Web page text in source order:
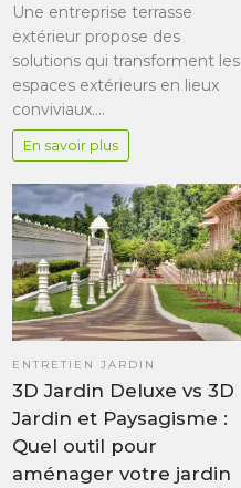
Une entreprise terrasse
extérieur propose des
solutions qui transforment les
espaces extérieurs en lieux
conviviaux.…
En savoir plus
ENTRETIEN JARDIN
3D Jardin Deluxe vs 3D
Jardin et Paysagisme :
Quel outil pour
aménager votre jardin